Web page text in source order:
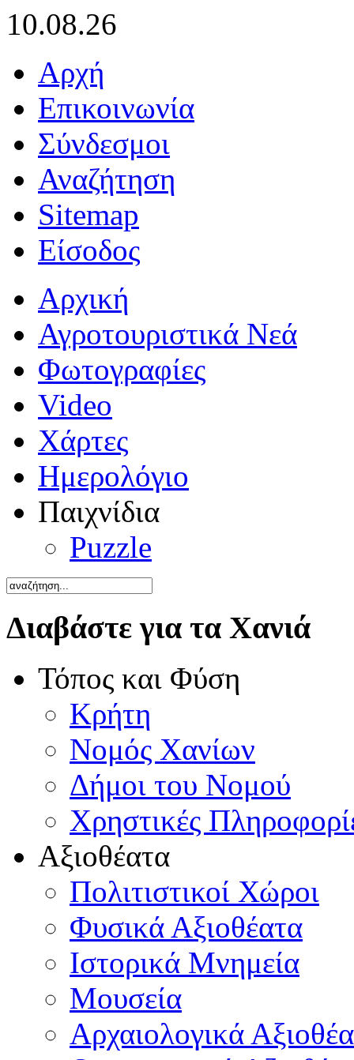
10.08.26
Αρχή
Επικοινωνία
Σύνδεσμοι
Αναζήτηση
Sitemap
Είσοδος
Αρχική
Αγροτουριστικά Νεά
Φωτογραφίες
Video
Χάρτες
Ημερολόγιο
Παιχνίδια
Puzzle
Διαβάστε για τα Χανιά
Τόπος και Φύση
Κρήτη
Νομός Χανίων
Δήμοι του Νομού
Χρηστικές
Αξιοθέατα
Πολιτιστικοί Χώροι
Φυσικά Αξιοθέατα
Ιστορικά Μνημεία
Μουσεία
Αρχαιολογικά